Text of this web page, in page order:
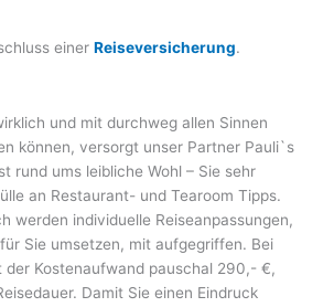
einer Reiseversicherung.
und mit durchweg allen Sinnen
können, versorgt unser Partner Pauli`s
rund ums leibliche Wohl – Sie sehr
an Restaurant- und Tearoom Tipps.
werden individuelle Reiseanpassungen,
Sie umsetzen, mit aufgegriffen. Bei
der Kostenaufwand pauschal 290,- €,
Damit Sie einen Eindruck